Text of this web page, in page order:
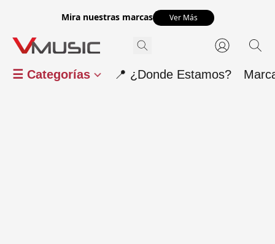
Mira nuestras marcas Ver Más
☰ Categorías 📍 ¿Donde Estamos?